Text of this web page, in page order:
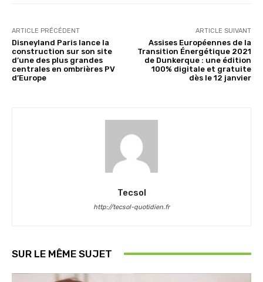
ARTICLE PRÉCÉDENT
Disneyland Paris lance la
construction sur son site
d’une des plus grandes
centrales en ombrières PV
d’Europe
ARTICLE SUIVANT
Assises Européennes de la
Transition Énergétique 2021
de Dunkerque : une édition
100% digitale et gratuite
dès le 12 janvier
Tecsol
http://tecsol-quotidien.fr
SUR LE MÊME SUJET